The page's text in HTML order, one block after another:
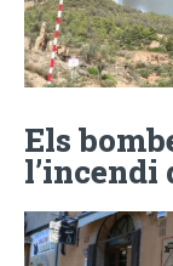
Els
l’incendi